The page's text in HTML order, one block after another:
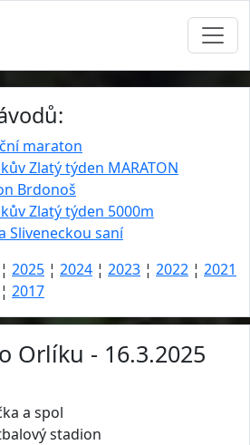
maraton
Zlatý týden MARATON
Brdonoš
Zlatý týden 5000m
Sliveneckou saní
¦ 2025 ¦ 2024 ¦ 2023 ¦ 2022 ¦ 2021
¦ 2017
Orlíku - 16.3.2025
a spol
stadion